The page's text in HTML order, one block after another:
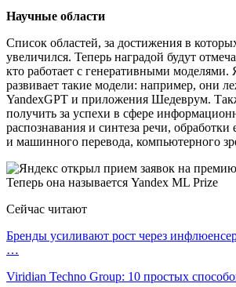
Научные области
Список областей, за достижения в
увеличился. Теперь наградой будут
кто работает с генеративными моделями.
развивает такие модели: например, они
YandexGPT и приложения Шедеврум.
получить за успехи в сфере
распознавания и синтеза речи, обработки
и машинного перевода, компьютерного
Сейчас читают
Бренды усиливают рост через
…
Viridian Techno Group: 10 простых